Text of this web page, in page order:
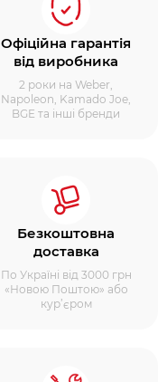
Офіційна гарантія
від виробника
2 роки на Weber,
Napoleon, Kamado Joe,
BGE та інші бренди
Безкоштовна
доставка
По Україні від 3000 грн
«Новою Поштою» або
кур’єром